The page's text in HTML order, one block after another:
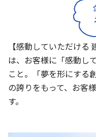
【感動していただけ
は、お客様に「感動し
こと。「夢を形にする
の誇りをもって、お客
す。